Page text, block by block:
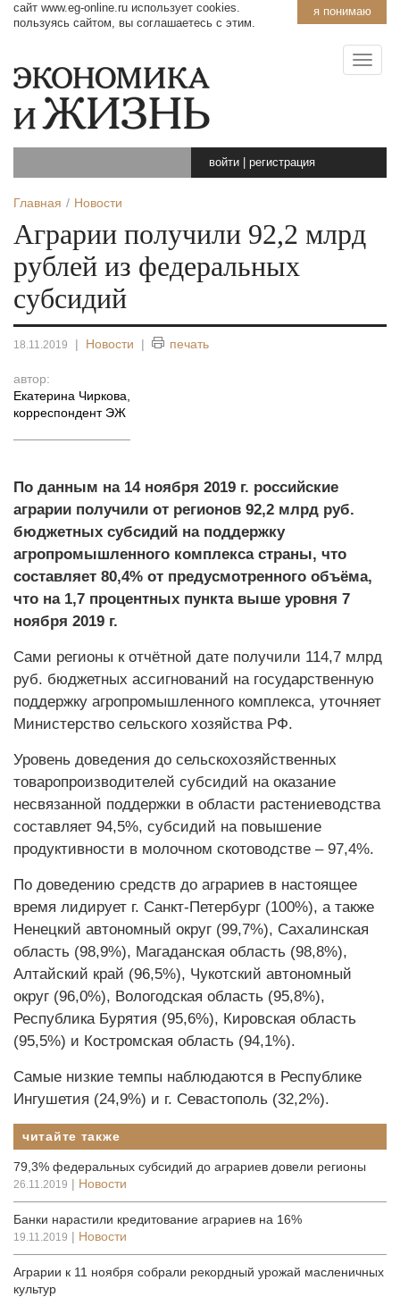
я понимаю
сайт www.eg-online.ru использует cookies.
пользуясь сайтом, вы соглашаетесь с этим.
войти регистрация
Главная Новости
Аграрии получили 92,2 млрд
рублей из федеральных
субсидий
18.11.2019 | Новости | печать
автор:
Екатерина Чиркова
корреспондент ЭЖ
По данным на 14 ноября 2019 г. российские
аграрии получили от регионов 92,2 млрд руб.
бюджетных субсидий на поддержку
агропромышленного комплекса страны, что
составляет 80,4% от предусмотренного объёма,
что на 1,7 процентных пункта выше уровня 7
ноября 2019 г.
Сами регионы к отчётной дате получили 114,7 млрд
руб. бюджетных ассигнований на государственную
поддержку агропромышленного комплекса, уточняет
Министерство сельского хозяйства РФ.
Уровень доведения до сельскохозяйственных
товаропроизводителей субсидий на оказание
несвязанной поддержки в области растениеводства
составляет 94,5%, субсидий на повышение
продуктивности в молочном скотоводстве – 97,4%.
По доведению средств до аграриев в настоящее
время лидирует г. Санкт-Петербург (100%), а также
Ненецкий автономный округ (99,7%), Сахалинская
область (98,9%), Магаданская область (98,8%),
Алтайский край (96,5%), Чукотский автономный
округ (96,0%), Вологодская область (95,8%),
Республика Бурятия (95,6%), Кировская область
(95,5%) и Костромская область (94,1%).
Самые низкие темпы наблюдаются в Республике
Ингушетия (24,9%) и г. Севастополь (32,2%).
читайте также
79,3% федеральных субсидий до аграриев довели регионы
26.11.2019 | Новости
Банки нарастили кредитование аграриев на 16%
19.11.2019 | Новости
Аграрии к 11 ноября собрали рекордный урожай масленичных
культур